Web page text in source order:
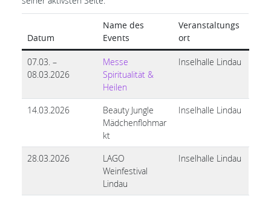
Datum
Name des
Events
Veranstaltungs
ort
07.03. –
08.03.2026
Messe
Spiritualität &
Heilen
Inselhalle Lindau
14.03.2026
Beauty Jungle
Mädchenflohmar
kt
Inselhalle Lindau
28.03.2026
LAGO
Weinfestival
Lindau
Inselhalle Lindau